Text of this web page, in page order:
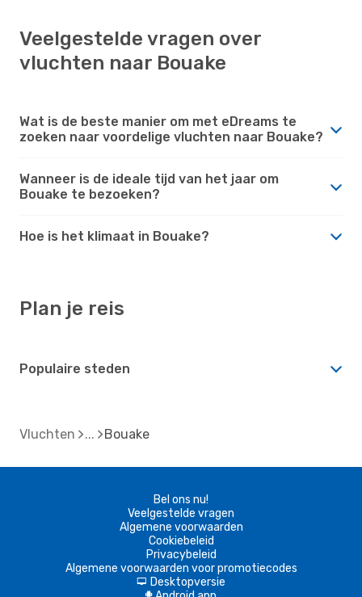
Veelgestelde vragen over
vluchten naar Bouake
Wat is de beste manier om met eDreams te
zoeken naar voordelige vluchten naar Bouake?
Wanneer is de ideale tijd van het jaar om
Bouake te bezoeken?
Hoe is het klimaat in Bouake?
Plan je reis
Populaire steden
Vluchten Bouake
Bel ons nu!
Veelgestelde vragen
Algemene voorwaarden
Cookiebeleid
Privacybeleid
Algemene voorwaarden voor promotiecodes
d Desktopversie